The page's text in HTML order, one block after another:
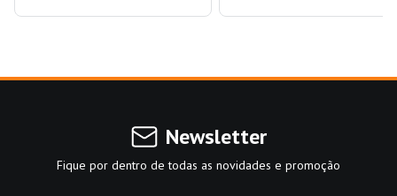
Newsletter
Fique por dentro de todas as novidades e promoção